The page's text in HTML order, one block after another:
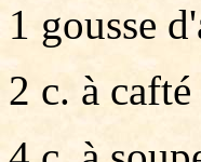
1 gousse
2 c. à cafté